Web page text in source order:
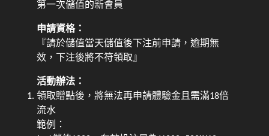
第一次儲值的新會員
申請資格：
『請於儲值當天儲值後下注前申請，逾期無
效，下注後將不符領取』
活動辦法：
領取贈點後，將無法再申請體驗金且需滿18倍
流水
範例：